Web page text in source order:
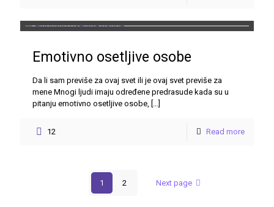
Emotivno osetljive osobe
Da li sam previše za ovaj svet ili je ovaj svet previše za
mene Mnogi ljudi imaju određene predrasude kada su u
pitanju emotivno osetljive osobe, […]
12 Read more
1 2 Next page